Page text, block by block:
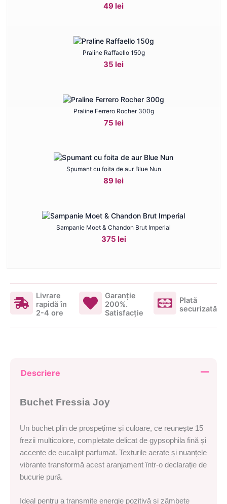
49 lei
Praline Raffaello 150g
35 lei
Praline Ferrero Rocher 300g
75 lei
Spumant cu foita de aur Blue Nun
89 lei
Sampanie Moet & Chandon Brut Imperial
375 lei
Livrare
rapidă în
2-4 ore
Garanţie
200%.
Satisfacţie
Plată
securizată
Descriere
Buchet Fressia Joy
Un buchet plin de prospețime și culoare, ce reunește 15
frezii multicolore, completate delicat de gypsophila fină și
accente de eucalipt parfumat. Texturile aerate și nuanțele
vibrante transformă acest aranjament într-o declarație de
bucurie pură.
Ideal pentru a transmite energie pozitivă și zâmbete